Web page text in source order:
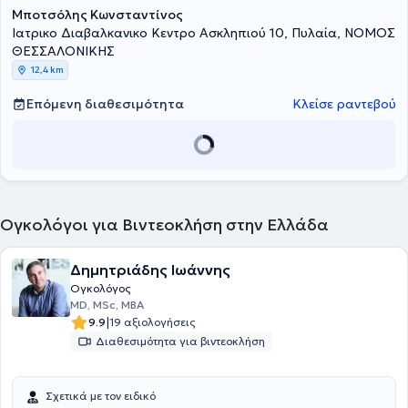
Μποτσόλης Κωνσταντίνος
Ιατρικο Διαβαλκανικο Κεντρο Ασκληπιού 10, Πυλαία, ΝΟΜΟΣ
ΘΕΣΣΑΛΟΝΙΚΗΣ
12,4 km
Επόμενη διαθεσιμότητα Κλείσε ραντεβού
Ογκολόγοι για Βιντεοκλήση στην Ελλάδα
Δημητριάδης Ιωάννης
Ογκολόγος
MD, MSc, MBA
9.9|19 αξιολογήσεις
Διαθεσιμότητα για βιντεοκλήση
Σχετικά με τον ειδικό